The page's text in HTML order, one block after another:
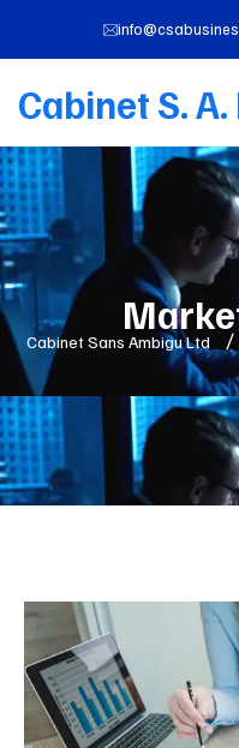
Cabinet S. A.
Cabinet Sans Ambigu Ltd